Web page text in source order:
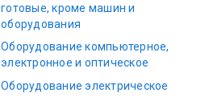
готовые, кроме машин и
оборудования
Оборудование компьютерное,
электронное и оптическое
Оборудование электрическое